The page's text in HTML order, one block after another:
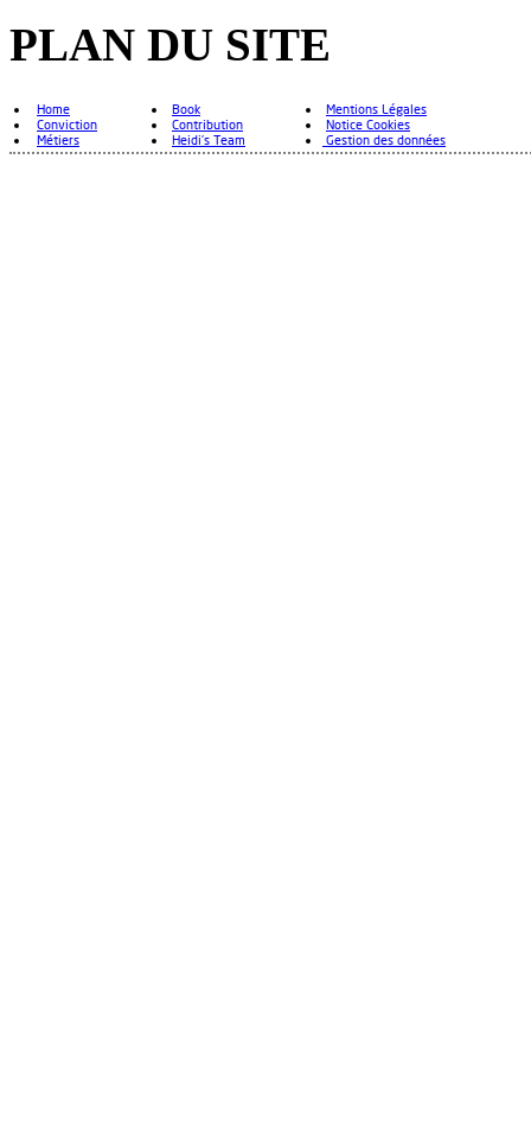
PLAN DU SITE
Home
Conviction
Métiers
Book
Contribution
Heidi's Team
Mentions Légales
Notice Cookies
Gestion des données